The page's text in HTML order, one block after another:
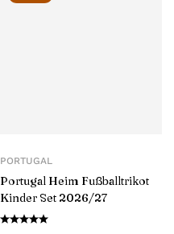
PORTUGAL
Portugal Heim Fußballtrikot
Kinder Set 2026/27